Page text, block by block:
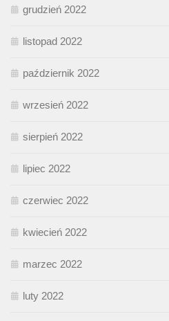
grudzień 2022
listopad 2022
październik 2022
wrzesień 2022
sierpień 2022
lipiec 2022
czerwiec 2022
kwiecień 2022
marzec 2022
luty 2022